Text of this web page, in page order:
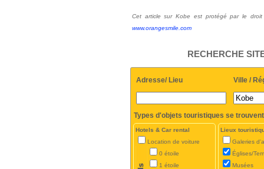
Cet article sur Kobe est protégé par le
www.orangesmile.com
RECHERCHE
Adresse/ Lieu Ville /
Types d'objets touristiques se trouvent
Hotels & Car rental
Location de voiture
0 étoile
1 étoile
Lieux
Galeries
Églises/
Musées